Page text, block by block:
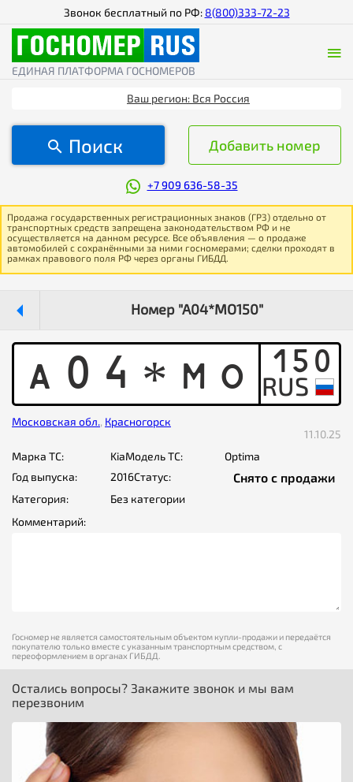
Звонок бесплатный по РФ: 8(800)333-72-23
ЕДИНАЯ ПЛАТФОРМА ГОСНОМЕРОВ
Ваш регион: Вся Россия
Поиск Добавить номер
+7 909 636-58-35
Продажа государственных регистрационных знаков (ГРЗ) отдельно от
транспортных средств запрещена законодательством РФ и не
осуществляется на данном ресурсе. Все объявления — о продаже
автомобилей с сохранёнными за ними госномерами; сделки проходят в
рамках правового поля РФ через органы ГИБДД.
Номер "А04*МО150"
A 0 4 * M O 150
Московская обл., Красногорск
11.10.25
Марка ТС:
KiaМодель ТС:
Optima
Год выпуска:
2016Статус: Снято с продажи
Категория:
Без категории
Комментарий:
Госномер не является самостоятельным объектом купли-продажи и передаётся
покупателю только вместе с указанным транспортным средством, с
переоформлением в органах ГИБДД.
Остались вопросы? Закажите звонок и мы вам
перезвоним